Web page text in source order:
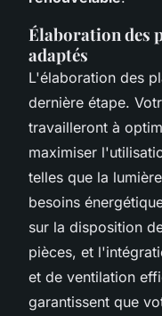
Élaboration des
adaptés
L'élaboration des
dernière étape.
travailleront à
maximiser
telles que la
besoins
sur la disposition
pièces, et
et de ventilation
garantissent que